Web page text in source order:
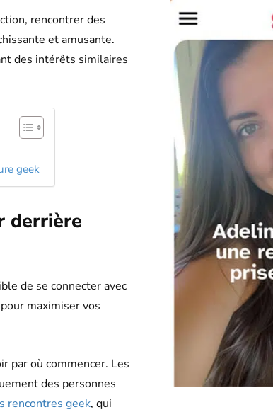
rencontrer des
et amusante.
des intérêts similaires
geek
derrière
de se connecter avec
maximiser vos
par où commencer. Les
des personnes
rencontres geek, qui